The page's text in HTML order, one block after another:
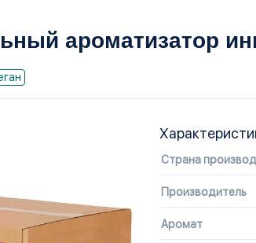
ароматизатор
Страна
Производитель
Аромат